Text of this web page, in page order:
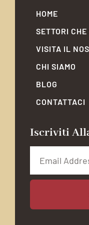
HOME
SETTORI
VISITA IL
CHI SIAMO
BLOG
CONTATTACI
Iscriviti